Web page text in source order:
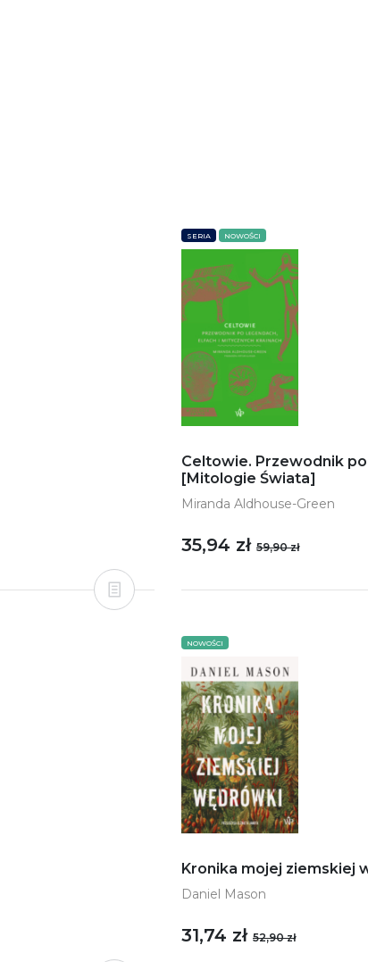
SERIA NOWOŚCI
Celtowie. Przewodnik
[Mitologie Świata]
Miranda Aldhouse-Green
35,94 zł 59,90 zł
NOWOŚCI
Kronika mojej ziemskiej
Daniel Mason
31,74 zł 52,90 zł